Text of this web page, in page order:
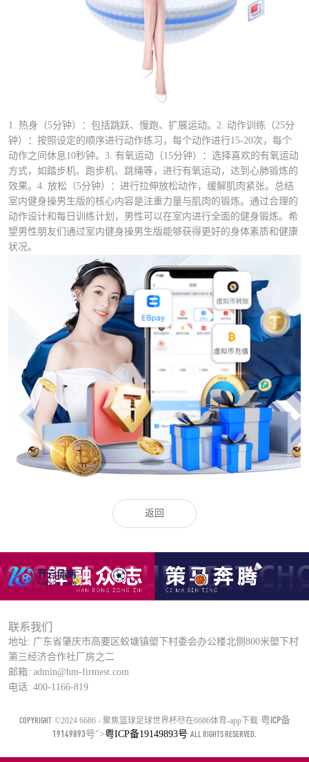
1. 热身（5分钟）：包括跳跃、慢跑、扩展运动。2. 动作训练（25分
钟）：按照设定的顺序进行动作练习，每个动作进行15-20次，每个
动作之间休息10秒钟。3. 有氧运动（15分钟）：选择喜欢的有氧运动
方式，如踏步机、跑步机、跳绳等，进行有氧运动，达到心肺锻炼的
效果。4. 放松（5分钟）：进行拉伸放松动作，缓解肌肉紧张。总结
室内健身操男生版的核心内容是注重力量与肌肉的锻炼。通过合理的
动作设计和每日训练计划，男性可以在室内进行全面的健身锻炼。希
望男性朋友们通过室内健身操男生版能够获得更好的身体素质和健康
状况。
返回
联系我们
地址: 广东省肇庆市高要区蛟塘镇塱下村委会办公楼北侧800米塱下村
第三经济合作社厂房之二
邮箱: admin@hm-firmest.com
电话: 400-1166-819
COPYRIGHT ©2024 6686 - 聚焦篮球足球世界杯尽在6686体育-app下载 粤ICP备
19149893号">粤ICP备19149893号 ALL RIGHTS RESERVED.